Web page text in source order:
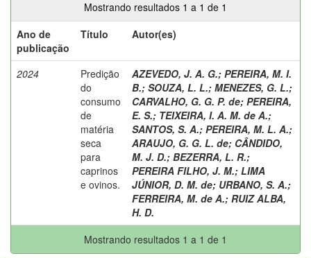
Mostrando resultados 1 a 1 de 1
Ano de
publicação
Título Autor(es)
2024
Predição
do
consumo
de
matéria
seca
para
caprinos
e ovinos.
AZEVEDO, J. A. G.; PEREIRA, M. I.
B.; SOUZA, L. L.; MENEZES, G. L.;
CARVALHO, G. G. P. de; PEREIRA,
E. S.; TEIXEIRA, I. A. M. de A.;
SANTOS, S. A.; PEREIRA, M. L. A.;
ARAUJO, G. G. L. de; CÂNDIDO,
M. J. D.; BEZERRA, L. R.;
PEREIRA FILHO, J. M.; LIMA
JÚNIOR, D. M. de; URBANO, S. A.;
FERREIRA, M. de A.; RUIZ ALBA,
H. D.
Mostrando resultados 1 a 1 de 1